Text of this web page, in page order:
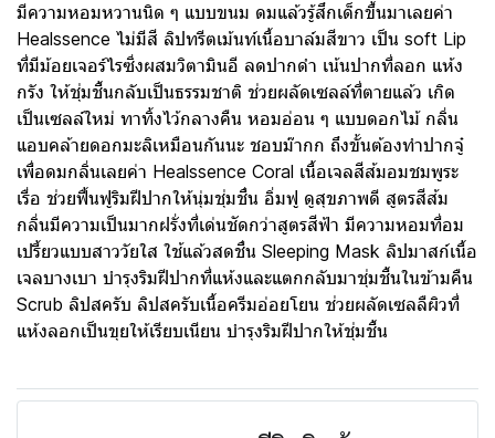
มีความหอมหวานนิด ๆ แบบขนม ดมแล้วรู้สึกเด็กขึ้นมาเลยค่า
Healssence ไม่มีสี ลิปทรีตเม้นท์เนื้อบาล์มสีขาว เป็น soft Lip
ที่มีม้อยเจอร์ไรซิ่งผสมวิตามินอี ลดปากดำ เน้นปากที่ลอก แห้ง
กรัง ให้ชุ่มชื้นกลับเป็นธรรมชาติ ช่วยผลัดเซลล์ที่ตายแล้ว เกิด
เป็นเซลล์ใหม่ ทาทิ้งไว้กลางคืน หอมอ่อน ๆ แบบดอกไม้ กลิ่น
แอบคล้ายดอกมะลิเหมือนกันนะ ชอบม๊ากก ถึงขั้นต้องทำปากจู๋
เพื่อดมกลิ่นเลยค่า Healssence Coral เนื้อเจลสีส้มอมชมพูระ
เรื่อ ช่วยฟื้นฟูริมฝีปากให้นุ่มชุ่มชื่น อิ่มฟู ดูสุขภาพดี สูตรสีส้ม
กลิ่นมีความเป็นมากฝรั่งที่เด่นชัดกว่าสูตรสีฟ้า มีความหอมที่อม
เปรี้ยวแบบสาววัยใส ใช้แล้วสดชื่น Sleeping Mask ลิปมาสก์เนื้อ
เจลบางเบา บำรุงริมฝีปากที่แห้งและแตกกลับมาชุ่มชื้นในข้ามคืน
Scrub ลิปสครับ ลิปสครับเนื้อครีมอ่อยโยน ช่วยผลัดเซลลืผิวที่
แห้งลอกเป็นขุยให้เรียบเนียน บำรุงริมฝีปากให้ชุ่มชื้น